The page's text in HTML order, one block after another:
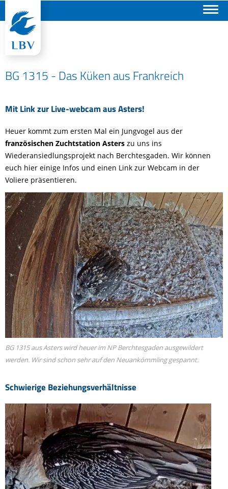
BG 1315 - Das Küken aus Frankreich
Mit Link zur Live-webcam aus Asters!
Heuer kommt zum ersten Mal ein Jungvogel aus der
französischen Zuchtstation Asters zu uns ins
Wiederansiedlungsprojekt nach Berchtesgaden. Wir können
euch hier einige Infos und einen Link zur Webcam in der
Voliere präsentieren.
© Cen Haute Savoie
BG 1315 aus Asters wird heuer im NP Berchtesgaden ausgewildert
werden. Wir sind schon sehr auf den Neuankömmling gespannt.
Schwierige Beziehungsverhältnisse